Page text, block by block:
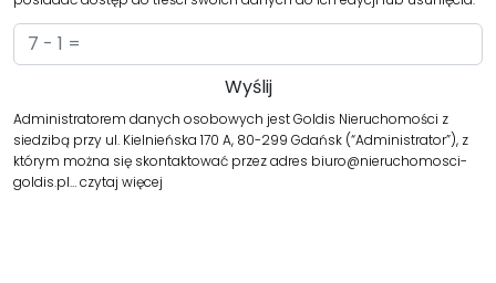
Administratorem danych osobowych jest Goldis Nieruchomości z
siedzibą przy ul. Kielnieńska 170 A, 80-299 Gdańsk (“Administrator”), z
którym można się skontaktować przez adres biuro@nieruchomosci-
goldis.pl…czytaj więcej